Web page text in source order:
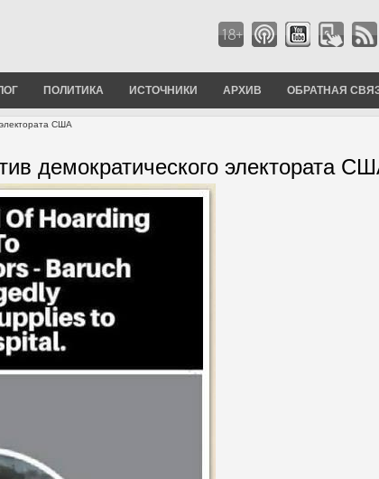
ПОЛИТИКА ИСТОЧНИКИ АРХИВ ОБРАТНАЯ
США
демократического электората